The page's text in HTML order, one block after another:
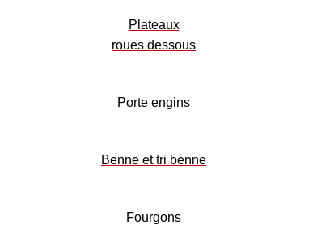
Plateaux
roues dessous
Porte engins
Benne et tri benne
Fourgons